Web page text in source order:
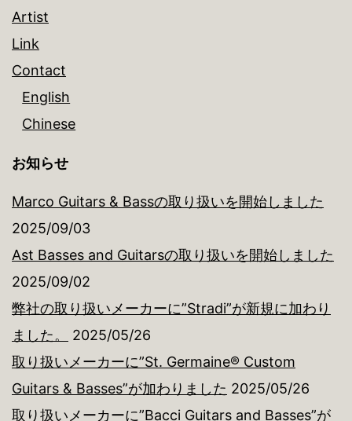
Artist
Link
Contact
English
Chinese
お知らせ
Marco Guitars & Bassの取り扱いを開始しました
2025/09/03
Ast Basses and Guitarsの取り扱いを開始しました
2025/09/02
弊社の取り扱いメーカーに”Stradi”が新規に加わり
ました。
2025/05/26
取り扱いメーカーに”St. Germaine® Custom
Guitars & Basses”が加わりました 2025/05/26
取り扱いメーカーに”Bacci Guitars and Basses”が